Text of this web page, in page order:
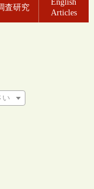
査研究
English
Articles
い